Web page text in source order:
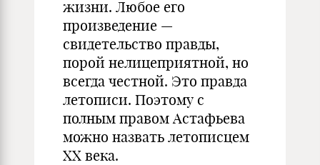
жизни. Любое его
произведение —
свидетельство правды,
порой нелицеприятной, но
всегда честной. Это правда
летописи. Поэтому с
полным правом Астафьева
можно назвать летописцем
XX века.